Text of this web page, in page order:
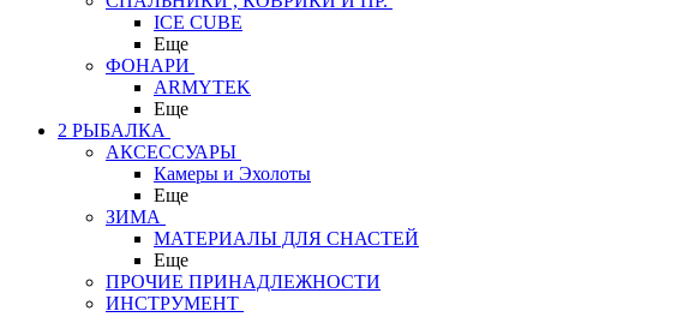
ICE CUBE
Еще
ФОНАРИ
ARMYTEK
Еще
2 РЫБАЛКА
АКСЕССУАРЫ
Камеры и Эхолоты
Еще
ЗИМА
МАТЕРИАЛЫ ДЛЯ СНАСТЕЙ
Еще
ПРОЧИЕ ПРИНАДЛЕЖНОСТИ
ИНСТРУМЕНТ